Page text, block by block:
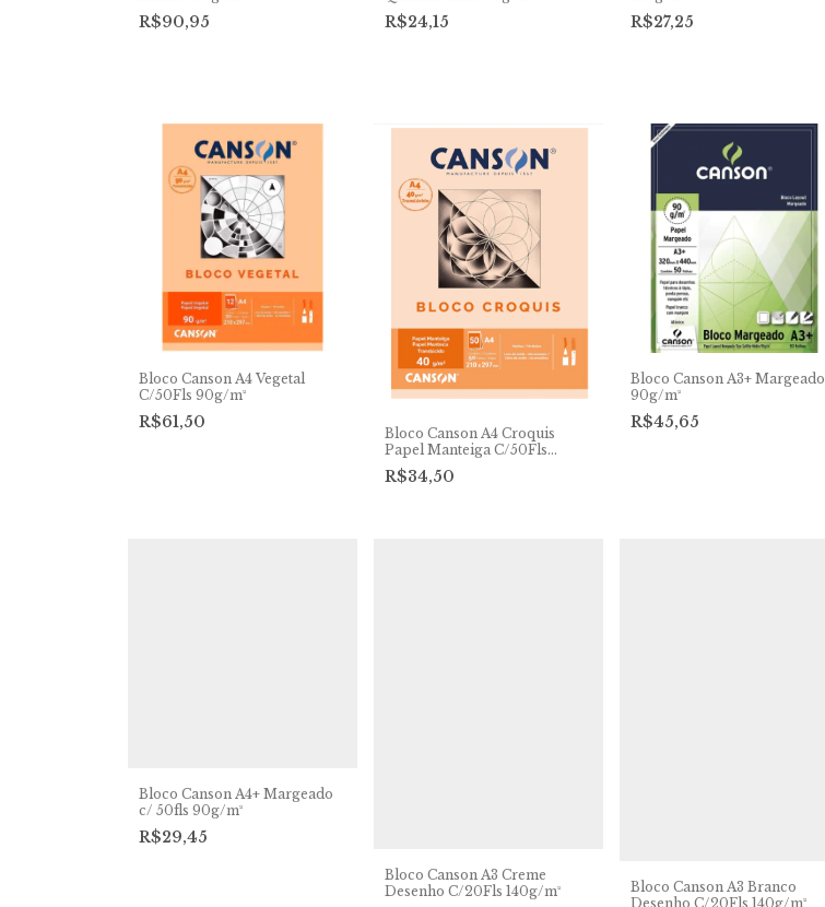
R$90,95 R$24,15 R$27,25
Bloco Canson A4 Vegetal
C/50Fls 90g/m²
R$61,50
Bloco Canson A4 Croquis
Papel Manteiga C/50Fls
40g/m²
R$34,50
Bloco Canson A3+ Margeado
90g/m²
R$45,65
Bloco Canson A4+ Margeado
c/ 50fls 90g/m²
R$29,45
Bloco Canson A3 Creme
Desenho C/20Fls 140g/m²
Bloco Canson A3 Branco
Desenho C/20Fls 140g/m²